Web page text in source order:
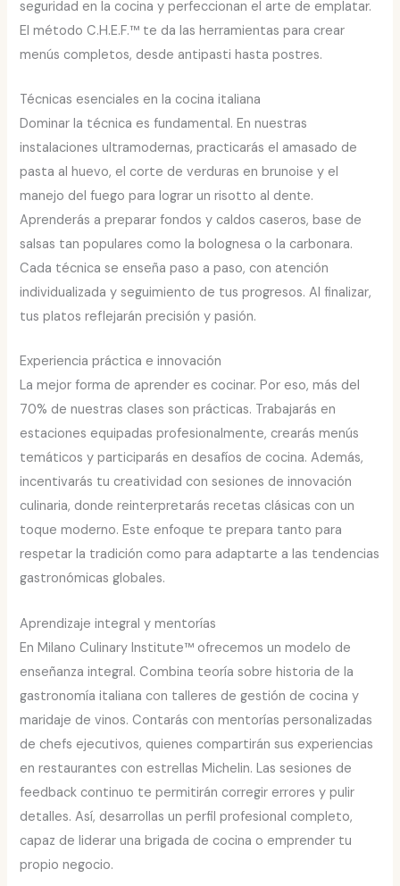
seguridad en la cocina y perfeccionan el arte de emplatar.
El método C.H.E.F.™ te da las herramientas para crear
menús completos, desde antipasti hasta postres.
Técnicas esenciales en la cocina italiana
Dominar la técnica es fundamental. En nuestras
instalaciones ultramodernas, practicarás el amasado de
pasta al huevo, el corte de verduras en brunoise y el
manejo del fuego para lograr un risotto al dente.
Aprenderás a preparar fondos y caldos caseros, base de
salsas tan populares como la bolognesa o la carbonara.
Cada técnica se enseña paso a paso, con atención
individualizada y seguimiento de tus progresos. Al finalizar,
tus platos reflejarán precisión y pasión.
Experiencia práctica e innovación
La mejor forma de aprender es cocinar. Por eso, más del
70% de nuestras clases son prácticas. Trabajarás en
estaciones equipadas profesionalmente, crearás menús
temáticos y participarás en desafíos de cocina. Además,
incentivarás tu creatividad con sesiones de innovación
culinaria, donde reinterpretarás recetas clásicas con un
toque moderno. Este enfoque te prepara tanto para
respetar la tradición como para adaptarte a las tendencias
gastronómicas globales.
Aprendizaje integral y mentorías
En Milano Culinary Institute™ ofrecemos un modelo de
enseñanza integral. Combina teoría sobre historia de la
gastronomía italiana con talleres de gestión de cocina y
maridaje de vinos. Contarás con mentorías personalizadas
de chefs ejecutivos, quienes compartirán sus experiencias
en restaurantes con estrellas Michelin. Las sesiones de
feedback continuo te permitirán corregir errores y pulir
detalles. Así, desarrollas un perfil profesional completo,
capaz de liderar una brigada de cocina o emprender tu
propio negocio.